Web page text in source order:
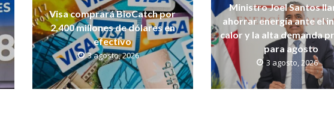
Visa comprará BioCatch por
2,400 millones de dólares en
efectivo
3 agosto, 2026
Ministro Joel Santos
ahorrar energía ante el
calor y la alta demanda
para agosto
3 agosto, 2026